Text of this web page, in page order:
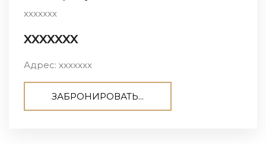
ххххххх
ххххххх
Адрес: ххххххх
ЗАБРОНИРОВАТЬ...